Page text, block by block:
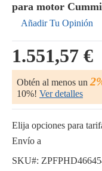
para motor
Añadir Tu Opinión
1.551,57 €
Obtén al menos un
10%! Ver detalles
Elija opciones para
Envío a
SKU#: